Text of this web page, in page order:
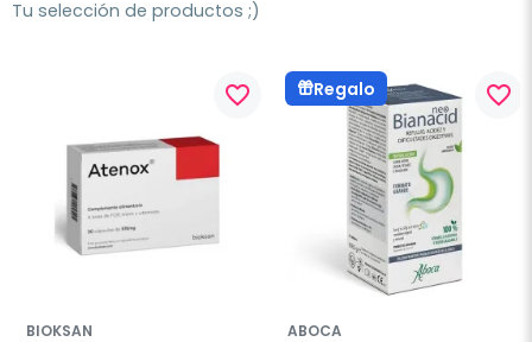
Tu selección de productos ;)
favorite_border
BIOKSAN
Regalo favorite_border
ABOCA